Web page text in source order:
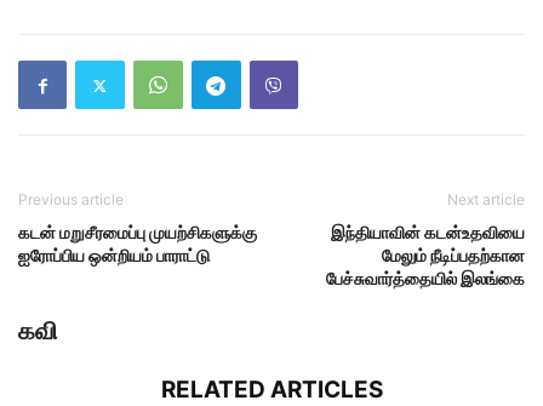
Previous article
கடன் மறுசீரமைப்பு முயற்சிகளுக்கு
ஐரோப்பிய ஒன்றியம் பாராட்டு
Next article
இந்தியாவின் கடன்உதவியை
மேலும் நீடிப்பதற்கான
பேச்சுவார்த்தையில் இலங்கை
கவி
RELATED ARTICLES